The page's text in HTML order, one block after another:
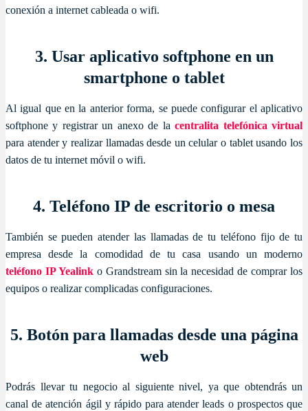
conexión a internet cableada o wifi.
3. Usar aplicativo softphone en un
smartphone o tablet
Al igual que en la anterior forma, se puede configurar el aplicativo
softphone y registrar un anexo de lacentralita telefónica virtual
para atender y realizar llamadas desde un celular o tablet usando los
datos de tu internet móvil o wifi.
4. Teléfono IP de escritorio o mesa
También se pueden atender las llamadas de tu teléfono fijo de tu
empresa desde la comodidad de tu casa usando un moderno
teléfono IP Yealinko Grandstream sin la necesidad de comprar los
equipos o realizar complicadas configuraciones.
5. Botón para llamadas desde una página
web
Podrás llevar tu negocio al siguiente nivel, ya que obtendrás un
canal de atención ágil y rápido para atender leads o prospectos que